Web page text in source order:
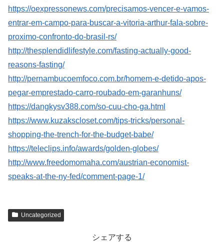
https://oexpressonews.com/precisamos-vencer-e-vamos-
entrar-em-campo-para-buscar-a-vitoria-arthur-fala-sobre-
proximo-confronto-do-brasil-rs/
http://thesplendidlifestyle.com/fasting-actually-good-
reasons-fasting/
http://pernambucoemfoco.com.br/homem-e-detido-apos-
pegar-emprestado-carro-roubado-em-garanhuns/
https://dangkysv388.com/so-cuu-cho-ga.html
https://www.kuzakscloset.com/tips-tricks/personal-
shopping-the-trench-for-the-budget-babe/
https://teleclips.info/awards/golden-globes/
http://www.freedomomaha.com/austrian-economist-
speaks-at-the-ny-fed/comment-page-1/
Uncategorized
シェアする